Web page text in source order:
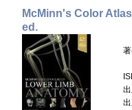
McMinn's Color
ed.